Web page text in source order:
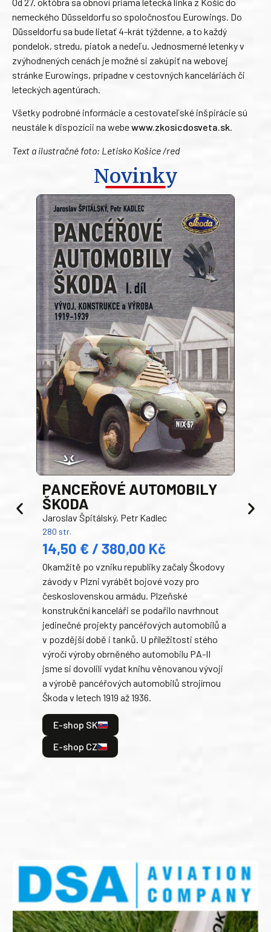
nemeckého Düsseldorfu so spoločnosťou Eurowings. Do
Düsseldorfu sa bude lietať 4-krát týždenne, a to každý
pondelok, stredu, piatok a nedeľu. Jednosmerné letenky v
zvýhodnených cenách je možné si zakúpiť na webovej
stránke Eurowings, prípadne v cestovných kanceláriách či
leteckých agentúrach.
Všetky podrobné informácie a cestovateľské inšpirácie sú
neustále k dispozícii na webewww.zkosicdosveta.sk.
Text a ilustračné foto: Letisko Košice /red
Novinky
PANCEŘOVÉ AUTOMOBILY
ŠKODA
Jaroslav Špitálský, Petr Kadlec
280 str.
14,50 € / 380,00 Kč
Okamžitě po vzniku republiky začaly Škodovy
závody v Plzni vyrábět bojové vozy pro
československou armádu. Plzeňské
konstrukční kanceláři se podařilo navrhnout
jedinečné projekty pancéřových automobilů a
v pozdější době i tanků. U příležitosti stého
výročí výroby obrněného automobilu PA-II
jsme si dovolili vydat knihu věnovanou vývoji
a výrobě pancéřových automobilů strojírnou
Škoda v letech 1919 až 1936.
E-shop SK
E-shop CZ